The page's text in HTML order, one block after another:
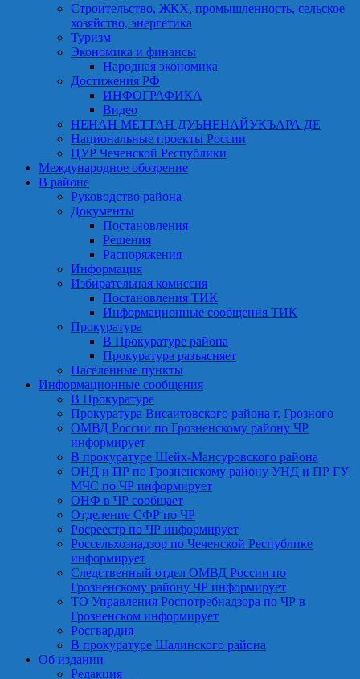
Строительство, ЖКХ, промышленность, сельское
хозяйство, энергетика
Туризм
Экономика и финансы
Народная экономика
Достижения РФ
ИНФОГРАФИКА
Видео
НЕНАН МЕТТАН ДУЬНЕНАЙУКЪАРА ДЕ
Национальные проекты России
ЦУР Чеченской Республики
Международное обозрение
В районе
Руководство района
Документы
Постановления
Решения
Распоряжения
Информация
Избирательная комиссия
Постановления ТИК
Информационные сообщения ТИК
Прокуратура
В Прокуратуре района
Прокуратура разъясняет
Населенные пункты
Информационные сообщения
В Прокуратуре
Прокуратура Висаитовского района г. Грозного
ОМВД России по Грозненскому району ЧР
информирует
В прокуратуре Шейх-Мансуровского района
ОНД и ПР по Грозненскому району УНД и ПР ГУ
МЧС по ЧР информирует
ОНФ в ЧР сообщает
Отделение СФР по ЧР
Росреестр по ЧР информирует
Россельхознадзор по Чеченской Республике
информирует
Следственный отдел ОМВД России по
Грозненскому району ЧР информирует
ТО Управления Роспотребнадзора по ЧР в
Грозненском информирует
Росгвардия
В прокуратуре Шалинского района
Об издании
Редакция